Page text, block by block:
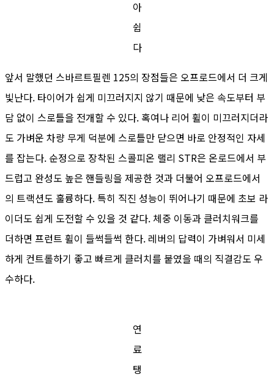
아
쉽
다
앞서 말했던 스바르트필렌 125의 장점들은 오프로드에서 더 크게
빛난다. 타이어가 쉽게 미끄러지지 않기 때문에 낮은 속도부터 부
담 없이 스로틀을 전개할 수 있다. 혹여나 리어 휠이 미끄러지더라
도 가벼운 차량 무게 덕분에 스로틀만 닫으면 바로 안정적인 자세
를 잡는다. 순정으로 장착된 스콜피온 랠리 STR은 온로드에서 부
드럽고 완성도 높은 핸들링을 제공한 것과 더불어 오프로드에서
의 트랙션도 훌륭하다. 특히 직진 성능이 뛰어나기 때문에 초보 라
이더도 쉽게 도전할 수 있을 것 같다. 체중 이동과 클러치워크를
더하면 프런트 휠이 들썩들썩 한다. 레버의 답력이 가벼워서 미세
하게 컨트롤하기 좋고 빠르게 클러치를 붙였을 때의 직결감도 우
수하다.
연
료
탱